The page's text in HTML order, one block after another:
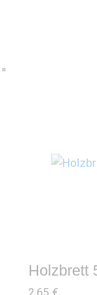
Holzbrett